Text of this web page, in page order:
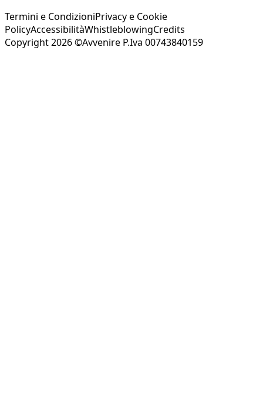
Termini e CondizioniPrivacy e Cookie
PolicyAccessibilitàWhistleblowingCredits
Copyright 2026 ©Avvenire P.Iva 00743840159